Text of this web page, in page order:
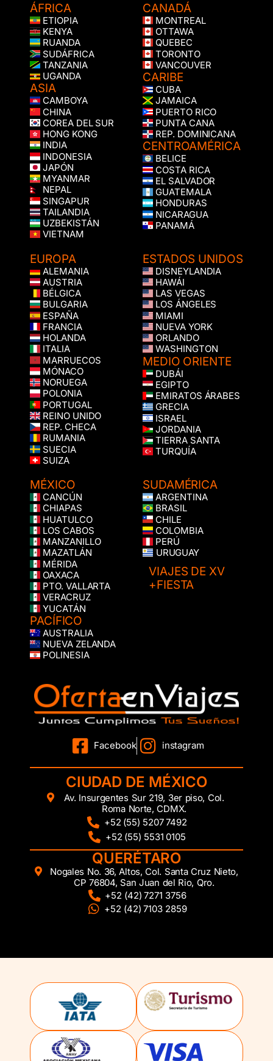
ÁFRICA
ETIOPIA
KENYA
RUANDA
SUDÁFRICA
TANZANIA
UGANDA
ASIA
CAMBOYA
CHINA
COREA DEL SUR
HONG KONG
INDIA
INDONESIA
JAPÓN
MYANMAR
NEPAL
SINGAPUR
TAILANDIA
UZBEKISTÁN
VIETNAM
CANADÁ
MONTREAL
OTTAWA
QUEBEC
TORONTO
VANCOUVER
CARIBE
CUBA
JAMAICA
PUERTO RICO
PUNTA CANA
REP. DOMINICANA
CENTROAMÉRICA
BELICE
COSTA RICA
EL SALVADOR
GUATEMALA
HONDURAS
NICARAGUA
PANAMÁ
EUROPA
ALEMANIA
AUSTRIA
BÉLGICA
BULGARIA
ESPAÑA
FRANCIA
HOLANDA
ITALIA
MARRUECOS
MÓNACO
NORUEGA
POLONIA
PORTUGAL
REINO UNIDO
REP. CHECA
RUMANIA
SUECIA
SUIZA
ESTADOS UNIDOS
DISNEYLANDIA
HAWÁI
LAS VEGAS
LOS ÁNGELES
MIAMI
NUEVA YORK
ORLANDO
WASHINGTON
MEDIO ORIENTE
DUBÁI
EGIPTO
EMIRATOS ÁRABES
GRECIA
ISRAEL
JORDANIA
TIERRA SANTA
TURQUÍA
MÉXICO
CANCÚN
CHIAPAS
HUATULCO
LOS CABOS
MANZANILLO
MAZATLÁN
MÉRIDA
OAXACA
PTO. VALLARTA
VERACRUZ
YUCATÁN
PACÍFICO
AUSTRALIA
NUEVA ZELANDA
POLINESIA
SUDAMÉRICA
ARGENTINA
BRASIL
CHILE
COLOMBIA
PERÚ
URUGUAY
VIAJES DE XV
+FIESTA
Facebook instagram
CIUDAD DE MÉXICO
Av. Insurgentes Sur 219, 3er piso, Col.
Roma Norte, CDMX.
+52 (55) 5207 7492
+52 (55) 5531 0105
QUERÉTARO
Nogales No. 36, Altos, Col. Santa Cruz Nieto,
CP 76804, San Juan del Rio, Qro.
+52 (42) 7271 3756
+52 (42) 7103 2859